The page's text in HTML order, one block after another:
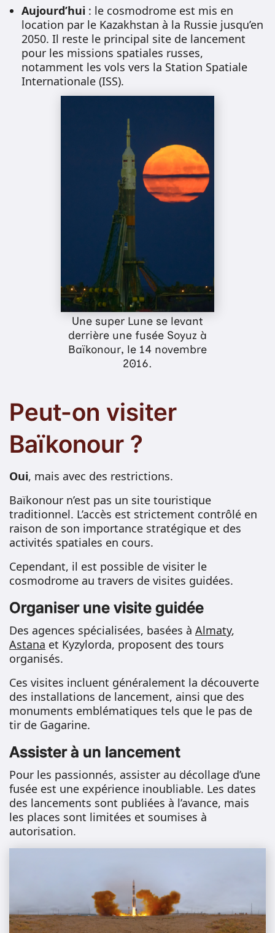
Aujourd’hui : le cosmodrome est mis en
location par le Kazakhstan à la Russie jusqu’en
2050. Il reste le principal site de lancement
pour les missions spatiales russes,
notamment les vols vers la Station Spatiale
Internationale (ISS).
Une super Lune se levant
derrière une fusée Soyuz à
Baïkonour, le 14 novembre
2016.
Peut-on visiter
Baïkonour ?
Oui, mais avec des restrictions.
Baïkonour n’est pas un site touristique
traditionnel. L’accès est strictement contrôlé en
raison de son importance stratégique et des
activités spatiales en cours.
Cependant, il est possible de visiter le
cosmodrome au travers de visites guidées.
Organiser une visite guidée
Des agences spécialisées, basées à Almaty,
Astana et Kyzylorda, proposent des tours
organisés.
Ces visites incluent généralement la découverte
des installations de lancement, ainsi que des
monuments emblématiques tels que le pas de
tir de Gagarine.
Assister à un lancement
Pour les passionnés, assister au décollage d’une
fusée est une expérience inoubliable. Les dates
des lancements sont publiées à l’avance, mais
les places sont limitées et soumises à
autorisation.